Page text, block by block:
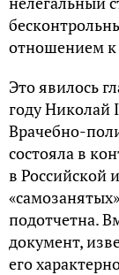
отношением к
Это явилось
году Николай
Врачебно-
состояла в
в Российской
подотчетна.
документ,
его